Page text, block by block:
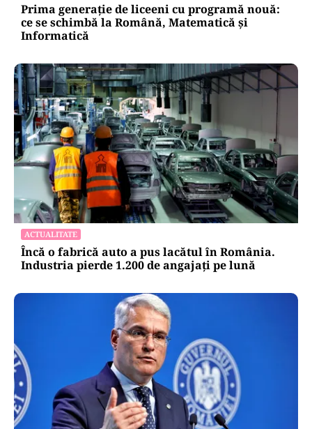
Prima generație de liceeni cu programă nouă:
ce se schimbă la Română, Matematică și
Informatică
ACTUALITATE
Încă o fabrică auto a pus lacătul în România.
Industria pierde 1.200 de angajați pe lună